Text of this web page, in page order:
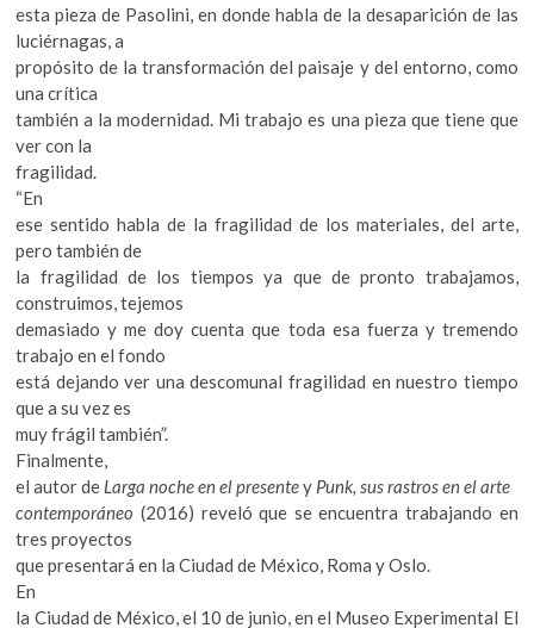
esta pieza de Pasolini, en donde habla de la desaparición de las
luciérnagas, a
propósito de la transformación del paisaje y del entorno, como
una crítica
también a la modernidad. Mi trabajo es una pieza que tiene que
ver con la
fragilidad.
“En
ese sentido habla de la fragilidad de los materiales, del arte,
pero también de
la fragilidad de los tiempos ya que de pronto trabajamos,
construimos, tejemos
demasiado y me doy cuenta que toda esa fuerza y tremendo
trabajo en el fondo
está dejando ver una descomunal fragilidad en nuestro tiempo
que a su vez es
muy frágil también”.
Finalmente,
el autor de Larga noche en el presentey Punk, sus rastros en el arte
contemporáneo (2016) reveló que se encuentra trabajando en
tres proyectos
que presentará en la Ciudad de México, Roma y Oslo.
En
la Ciudad de México, el 10 de junio, en el Museo Experimental El